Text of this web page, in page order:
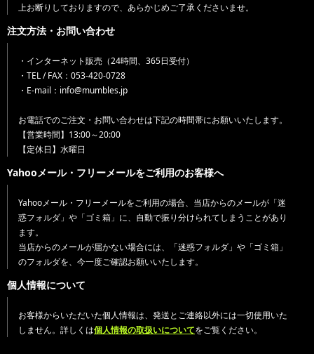
上お断りしておりますので、あらかじめご了承くださいませ。
注文方法・お問い合わせ
・インターネット販売（24時間、365日受付）
・TEL / FAX：053-420-0728
・E-mail：info@mumbles.jp
お電話でのご注文・お問い合わせは下記の時間帯にお願いいたします。
【営業時間】13:00～20:00
【定休日】水曜日
Yahooメール・フリーメールをご利用のお客様へ
Yahooメール・フリーメールをご利用の場合、当店からのメールが「迷
惑フォルダ」や「ゴミ箱」に、自動で振り分けられてしまうことがあり
ます。
当店からのメールが届かない場合には、「迷惑フォルダ」や「ゴミ箱」
のフォルダを、今一度ご確認お願いいたします。
個人情報について
お客様からいただいた個人情報は、発送とご連絡以外には一切使用いた
しません。詳しくは個人情報の取扱いについてをご覧ください。